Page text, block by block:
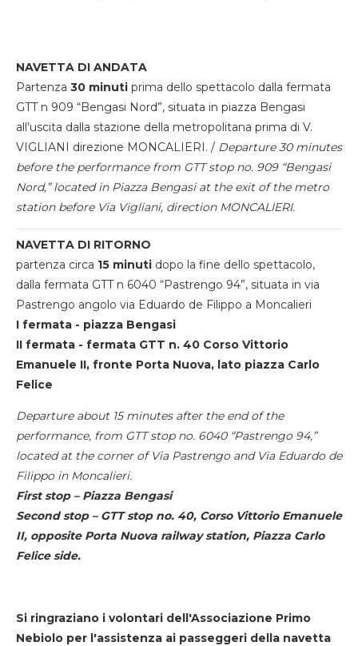
NAVETTA DI ANDATA
Partenza 30 minuti prima dello spettacolo dalla fermata
GTT n 909 “Bengasi Nord”, situata in piazza Bengasi
all’uscita dalla stazione della metropolitana prima di V.
VIGLIANI direzione MONCALIERI. / Departure 30 minutes
before the performance from GTT stop no. 909 “Bengasi
Nord,” located in Piazza Bengasi at the exit of the metro
station before Via Vigliani, direction MONCALIERI.
NAVETTA DI RITORNO
partenza circa 15 minuti dopo la fine dello spettacolo,
dalla fermata GTT n 6040 “Pastrengo 94”, situata in via
Pastrengo angolo via Eduardo de Filippo a Moncalieri
I fermata - piazza Bengasi
II fermata - fermata GTT n. 40 Corso Vittorio
Emanuele II, fronte Porta Nuova, lato piazza Carlo
Felice
Departure about 15 minutes after the end of the
performance, from GTT stop no. 6040 “Pastrengo 94,”
located at the corner of Via Pastrengo and Via Eduardo de
Filippo in Moncalieri.
First stop – Piazza Bengasi
Second stop – GTT stop no. 40, Corso Vittorio Emanuele
II, opposite Porta Nuova railway station, Piazza Carlo
Felice side.
Si ringraziano i volontari dell'Associazione Primo
Nebiolo per l'assistenza ai passeggeri della navetta